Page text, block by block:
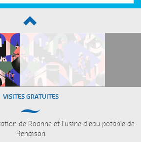
VISITES GRATUITES
de Roanne et l'usine d'eau potable de
Renaison